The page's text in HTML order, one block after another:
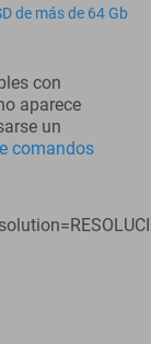
de más de 64 Gb
con
aparece
un
comandos